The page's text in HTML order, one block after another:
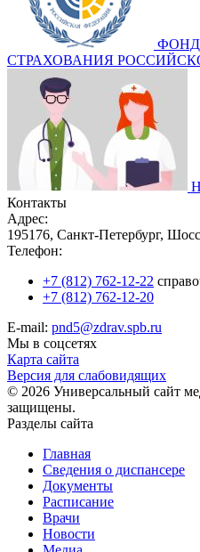
СТРАХОВАНИЯ
Контакты
Адрес:
195176, Санкт-Петербург,
Телефон:
+7 (812) 762-12-22
+7 (812) 762-12-20
E-mail: pnd5@zdrav.spb.ru
Мы в соцсетях
Карта сайта
Версия для слабовидящих
© 2026 Универсальный сайт
защищены.
Разделы сайта
Главная
Сведения о диспансере
Документы
Расписание
Врачи
Новости